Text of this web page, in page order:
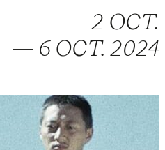
2 OCT.
— 6 OCT. 2024